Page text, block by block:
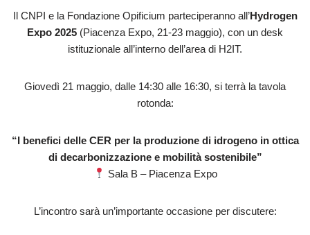
Il CNPI e la Fondazione Opificium parteciperanno all’Hydrogen
Expo 2025 (Piacenza Expo, 21-23 maggio), con un desk
istituzionale all’interno dell’area di H2IT.
Giovedì 21 maggio, dalle 14:30 alle 16:30, si terrà la tavola
rotonda:
“I benefici delle CER per la produzione di idrogeno in ottica
di decarbonizzazione e mobilità sostenibile”
Sala B – Piacenza Expo
L’incontro sarà un’importante occasione per discutere: